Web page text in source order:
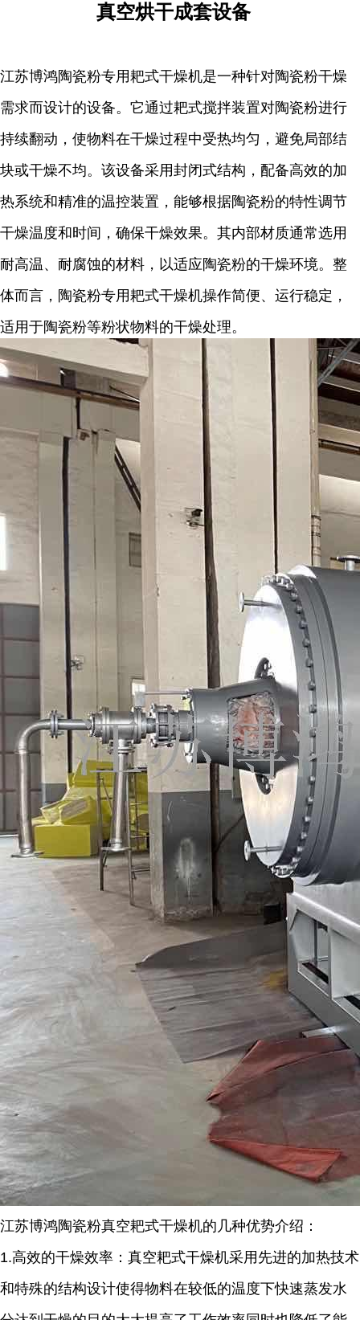
真空烘干成套设备
江苏博鸿陶瓷粉专用耙式干燥机是一种针对陶瓷粉干燥
需求而设计的设备。它通过耙式搅拌装置对陶瓷粉进行
持续翻动，使物料在干燥过程中受热均匀，避免局部结
块或干燥不均。该设备采用封闭式结构，配备高效的加
热系统和精准的温控装置，能够根据陶瓷粉的特性调节
干燥温度和时间，确保干燥效果。其内部材质通常选用
耐高温、耐腐蚀的材料，以适应陶瓷粉的干燥环境。整
体而言，陶瓷粉专用耙式干燥机操作简便、运行稳定，
适用于陶瓷粉等粉状物料的干燥处理。
江苏博鸿陶瓷粉真空耙式干燥机的几种优势介绍：
1.高效的干燥效率：真空耙式干燥机采用先进的加热技术
和特殊的结构设计使得物料在较低的温度下快速蒸发水